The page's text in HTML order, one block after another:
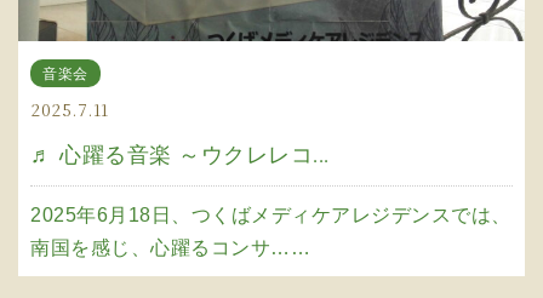
音楽会
2025.7.11
♬ 心躍る音楽 ～ウクレレコ...
2025年6月18日、つくばメディケアレジデンスでは、
南国を感じ、心躍るコンサ……